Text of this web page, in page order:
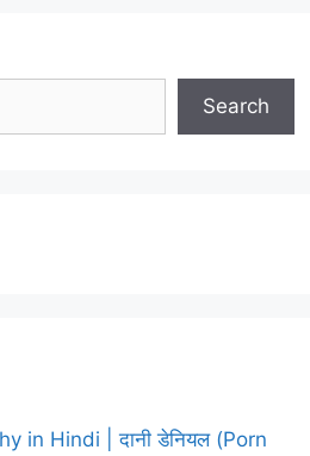
Search
in Hindi | दानी डेनियल (Porn